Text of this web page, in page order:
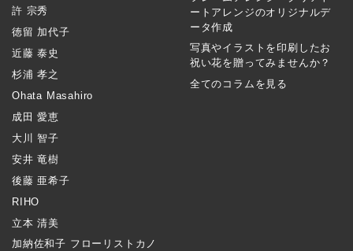
許 宗秀
徳留 加代子
近藤 泰史
杉浦 孝之
Ohata Masahiro
成田 愛恵
大川 智子
安井 竜樹
後藤 亜希子
RIHO
立本 清美
加納佐和子 フローリストカノ
ートアレンジのオリジナルデ
ータ作成
写真やイラストを印刷したお
祝い花を贈ってみませんか？
全てのコラムを見る